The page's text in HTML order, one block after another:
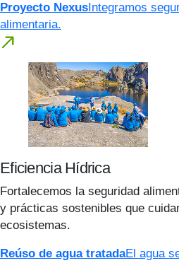
Proyecto NexusIntegramos
alimentaria.
Eficiencia Hídrica
Fortalecemos la seguridad
y prácticas sostenibles que
ecosistemas.
Reúso de agua tratadaEl agua